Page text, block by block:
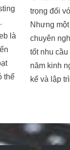
là
thể
trọng đối
Nhưng
chuyên
tốt nhu
năm kinh
kế và lập